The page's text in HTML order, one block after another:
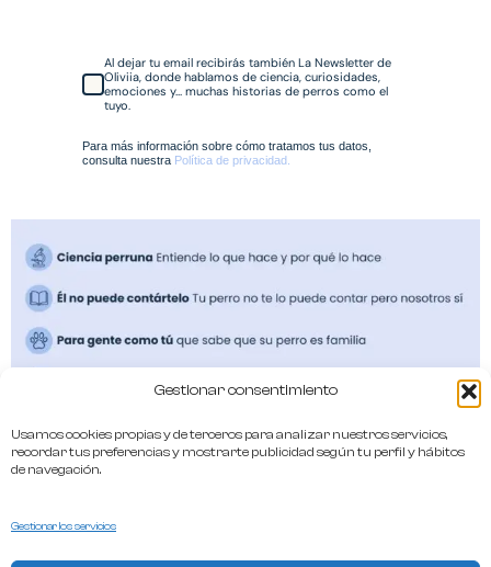
Gestionar consentimiento
Usamos cookies propias y de terceros para analizar nuestros servicios,
recordar tus preferencias y mostrarte publicidad según tu perfil y hábitos
de navegación.
Gestionar los servicios
Al dejar tu email recibirás también La Newsletter de
Oliviia, donde hablamos de ciencia, curiosidades,
emociones y… muchas historias de perros como el
tuyo.
Para más información sobre cómo tratamos tus datos,
consulta nuestra Política de privacidad.